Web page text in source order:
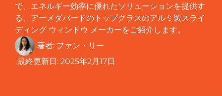
で、エネルギー効率に優れたソリューションを提供す
る、アーメダバードのトップクラスのアルミ製スライ
ディング ウィンドウ メーカーをご紹介します。
著者: ファン・リー
最終更新日: 2025年2月17日